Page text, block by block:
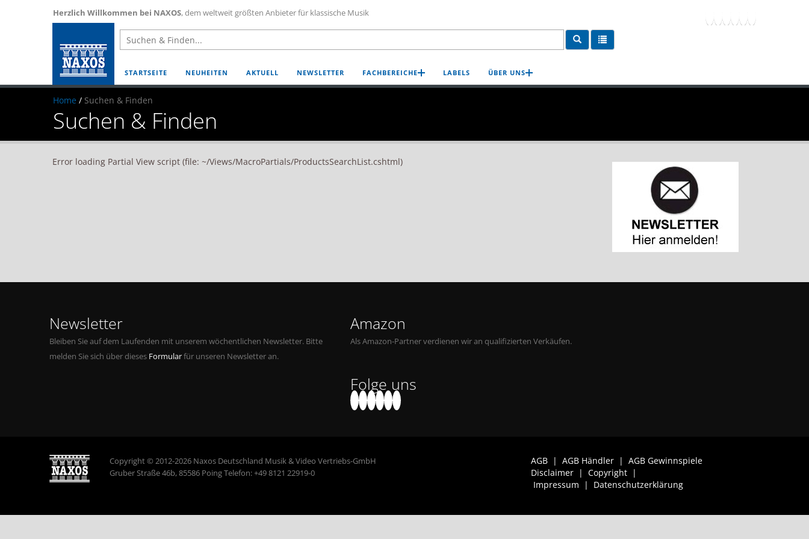
Herzlich Willkommen bei NAXOS, dem weltweit größten Anbieter für klassische Musik
STARTSEITE NEUHEITEN AKTUELL NEWSLETTER FACHBEREICHE LABELS ÜBER UNS
Home / Suchen & Finden
Suchen & Finden
Error loading Partial View script (file: ~/Views/MacroPartials/ProductsSearchList.cshtml)
Newsletter
Bleiben Sie auf dem Laufenden mit unserem wöchentlichen Newsletter. Bitte
melden Sie sich über dieses Formularfür unseren Newsletter an.
Amazon
Als Amazon-Partner verdienen wir an qualifizierten Verkäufen.
Folge uns
Copyright © 2012-2026 Naxos Deutschland Musik & Video Vertriebs-GmbH
Gruber Straße 46b, 85586 Poing Telefon: +49 8121 22919-0
AGB | AGB Händler | AGB Gewinnspiele
Disclaimer | Copyright |
Impressum
| Datenschutzerklärung